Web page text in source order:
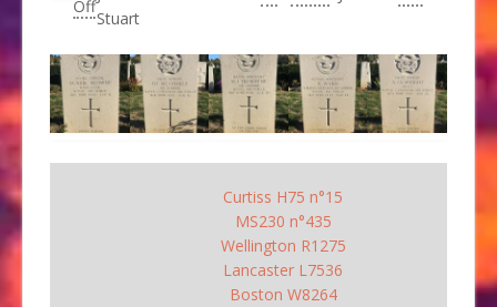
Off
Stuart
Curtiss H75 n°15
MS230 n°435
Wellington R1275
Lancaster L7536
Boston W8264